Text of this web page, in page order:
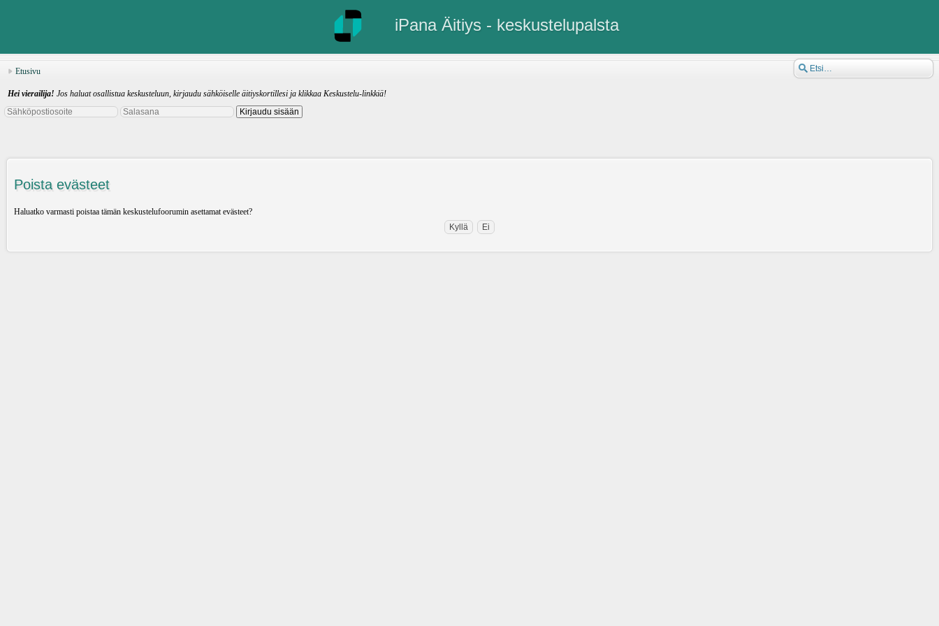
iPana Äitiys - keskustelupalsta
Etusivu
Hei vierailija! Jos haluat osallistua keskusteluun, kirjaudu sähköiselle äitiyskortillesi ja klikkaa Keskustelu-linkkiä!
Poista evästeet
Haluatko varmasti poistaa tämän keskustelufoorumin asettamat evästeet?